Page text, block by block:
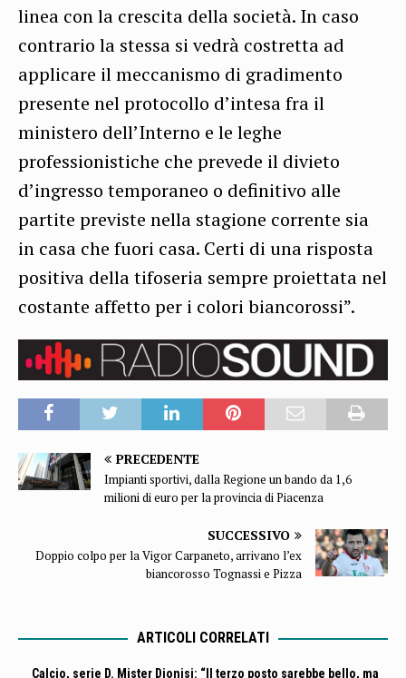
linea con la crescita della società. In caso
contrario la stessa si vedrà costretta ad
applicare il meccanismo di gradimento
presente nel protocollo d’intesa fra il
ministero dell’Interno e le leghe
professionistiche che prevede il divieto
d’ingresso temporaneo o definitivo alle
partite previste nella stagione corrente sia
in casa che fuori casa. Certi di una risposta
positiva della tifoseria sempre proiettata nel
costante affetto per i colori biancorossi”.
PRECEDENTE
Impianti sportivi, dalla Regione un bando da 1,6
milioni di euro per la provincia di Piacenza
SUCCESSIVO
Doppio colpo per la Vigor Carpaneto, arrivano l’ex
biancorosso Tognassi e Pizza
ARTICOLI CORRELATI
Calcio, serie D. Mister Dionisi: “Il terzo posto sarebbe bello, ma